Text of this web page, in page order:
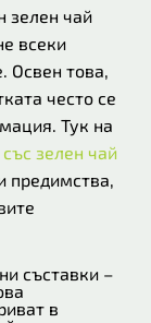
зелен чай
всеки
Освен това,
често се
Тук на
зелен чай
предимства,
съставки –
в